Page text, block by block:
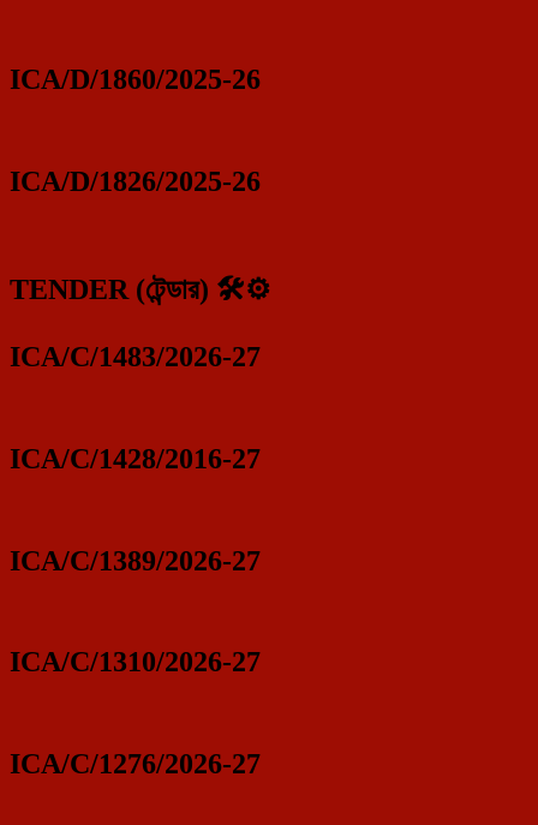
ICA/D/1860/2025-26
ICA/D/1826/2025-26
TENDER (টেন্ডার) 🛠️⚙️
ICA/C/1483/2026-27
ICA/C/1428/2016-27
ICA/C/1389/2026-27
ICA/C/1310/2026-27
ICA/C/1276/2026-27